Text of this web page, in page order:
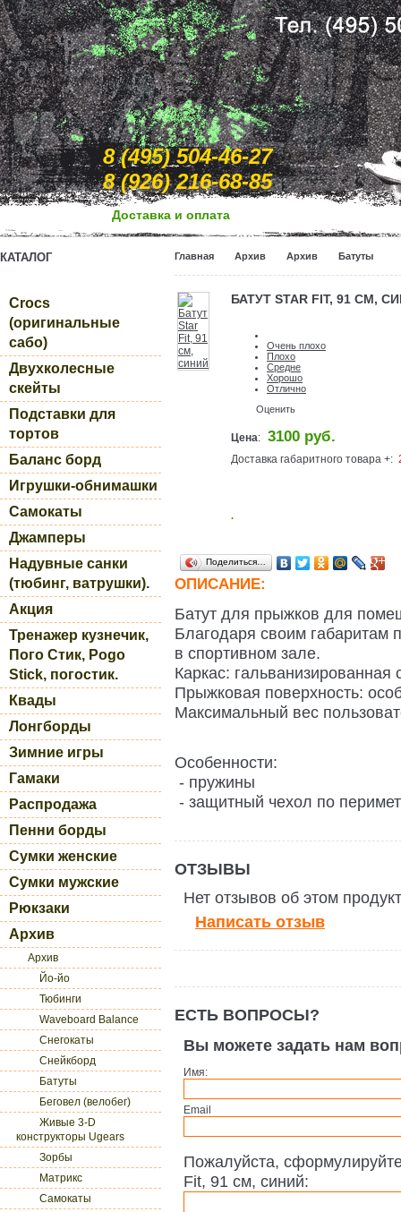
8 (495) 504-46-27
8 (926) 216-68-85
Доcтавка и оплата
КАТАЛОГ
Crocs
(оригинальные
сабо)
Двухколесные
скейты
Подставки для
тортов
Баланс борд
Игрушки-обнимашки
Самокаты
Джамперы
Надувные санки
(тюбинг, ватрушки).
Акция
Тренажер кузнечик,
Пого Стик, Pogo
Stick, погостик.
Квады
Лонгборды
Зимние игры
Гамаки
Распродажа
Пенни борды
Сумки женские
Сумки мужские
Рюкзаки
Архив
Архив
Йо-йо
Тюбинги
Waveboard Balance
Снегокаты
Снейкборд
Батуты
Беговел (велобег)
Живые 3-D
конструкторы Ugears
Зорбы
Матрикс
Самокаты
Главная Архив Архив Батуты
БАТУТ STAR FIT, 91 СМ,
Очень плохо
Плохо
Средне
Хорошо
Отлично
Оценить
Цена: 3100 руб.
Доставка габаритного товара +:
.
Поделиться…
ОПИСАНИЕ:
Батут для прыжков для
Благодаря своим габаритам
в спортивном зале.
Каркас: гальванизированная
Прыжковая поверхность:
Максимальный вес
Особенности:
- пружины
- защитный чехол по
ОТЗЫВЫ
Нет отзывов об этом
Написать отзыв
ЕСТЬ ВОПРОСЫ?
Вы можете задать нам
Имя:
Email
Пожалуйста,
Fit, 91 см, синий: